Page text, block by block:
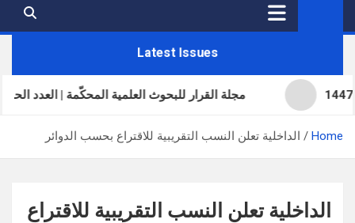
Latest Issues
مجلة القرار للبحوث العلمية المحكّمة | العدد الحادي والثلاثون
Home الداخلية تعلن النسب التقريبية للاقتراع بحسب الدوائر
الداخلية تعلن النسب التقريبية للاقتراع